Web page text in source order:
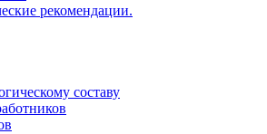
рекомендации.
составу